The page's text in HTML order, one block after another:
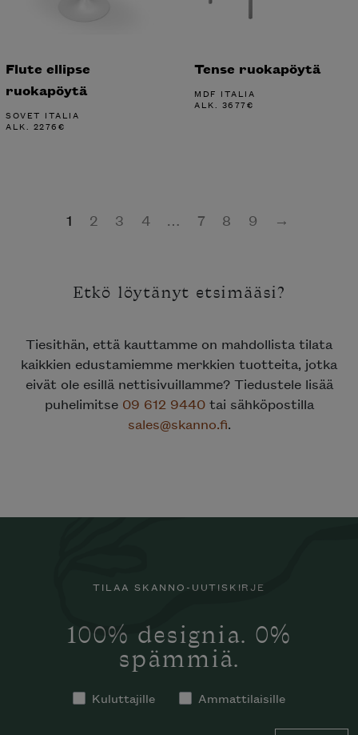
Flute ellipse
ruokapöytä
SOVET ITALIA
ALK. 2276€
Tense ruokapöytä
MDF ITALIA
ALK. 3677€
1 2 3 4 7 8 9 →
Etkö löytänyt etsimääsi?
Tiesithän, että kauttamme on mahdollista tilata
kaikkien edustamiemme merkkien tuotteita, jotka
eivät ole esillä nettisivuillamme? Tiedustele lisää
puhelimitse 09 612 9440tai sähköpostilla
sales@skanno.fi.
TILAA SKANNO-UUTISKIRJE
100% designia. 0%
spämmiä.
Kuluttajille Ammattilaisille